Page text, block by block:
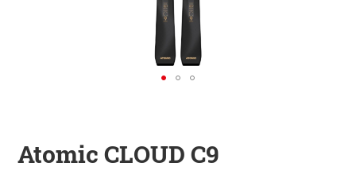
Atomic CLOUD C9